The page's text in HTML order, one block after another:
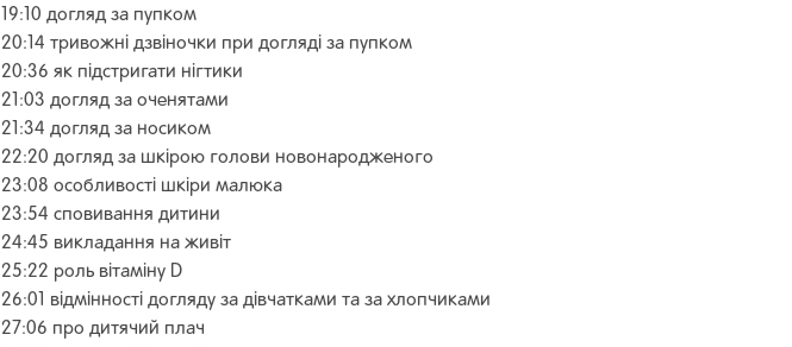
19:10 догляд за пупком
20:14 тривожні дзвіночки при догляді за пупком
20:36 як підстригати нігтики
21:03 догляд за оченятами
21:34 догляд за носиком
22:20 догляд за шкірою голови новонародженого
23:08 особливості шкіри малюка
23:54 сповивання дитини
24:45 викладання на живіт
25:22 роль вітаміну D
26:01 відмінності догляду за дівчатками та за хлопчиками
27:06 про дитячий плач